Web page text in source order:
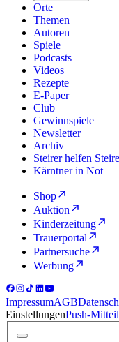
Orte
Themen
Autoren
Spiele
Podcasts
Videos
Rezepte
E-Paper
Club
Gewinnspiele
Newsletter
Archiv
Steirer helfen
Kärntner in Not
Shop
Auktion
Kinderzeitung
Trauerportal
Partnersuche
Werbung
ImpressumAGB
EinstellungenPush-